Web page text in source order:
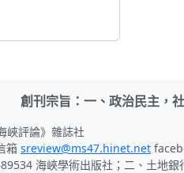
創刊宗旨：一、政治民主，
峽評論》雜誌社
箱 sreview@ms47.hinet.net
海峽學術出版社；二、土地